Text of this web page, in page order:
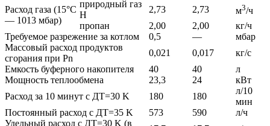
Расход газа (15°C
— 1013 мбар)
природный газ
H
2,73 2,73 м3/ч
пропан
2,00 2,00
кг/ч
Требуемое разрежение за котлом
0,5 —
мбар
Массовый расход продуктов
сгорания при Pn
0,021 0,017
кг/с
Емкость буферного накопителя
40 40
л
Мощность теплообмена
23,3 24
кВт
Расход за 10 минут с ДТ=30 K
180 180
л/10
мин
Постоянный расход с ДТ=35 K
573 590
л/ч
Удельный расход с ДТ=30 K (в